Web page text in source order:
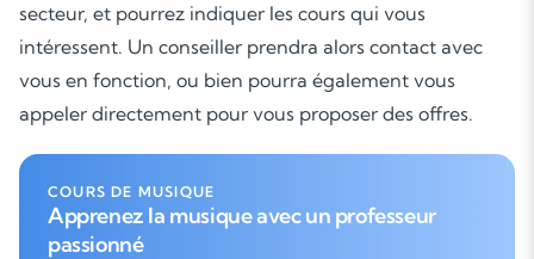
secteur, et pourrez indiquer les cours qui vous
intéressent. Un conseiller prendra alors contact avec
vous en fonction, ou bien pourra également vous
appeler directement pour vous proposer des offres.
COURS DE MUSIQUE
Apprenez la musique avec un professeur
passionné